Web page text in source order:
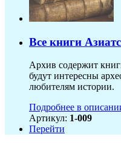
Все книги
Архив содержит
будут интересны
любителям истории.
Подробнее в
Артикул: 1-009
Перейти